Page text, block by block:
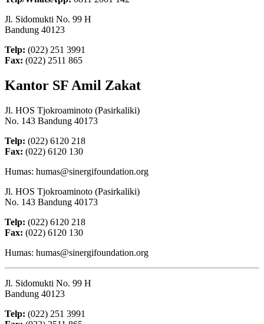
Jl. Sidomukti No. 99 H
Bandung 40123
Telp: (022) 251 3991
Fax: (022) 2511 865
Kantor SF Amil Zakat
Jl. HOS Tjokroaminoto (Pasirkaliki)
No. 143 Bandung 40173
Telp: (022) 6120 218
Fax: (022) 6120 130
Humas: humas@sinergifoundation.org
Jl. HOS Tjokroaminoto (Pasirkaliki)
No. 143 Bandung 40173
Telp: (022) 6120 218
Fax: (022) 6120 130
Humas: humas@sinergifoundation.org
Jl. Sidomukti No. 99 H
Bandung 40123
Telp: (022) 251 3991